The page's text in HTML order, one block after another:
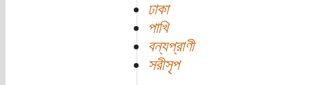
ঢাকা
পাখি
বন্যপ্রাণী
সরীসৃপ